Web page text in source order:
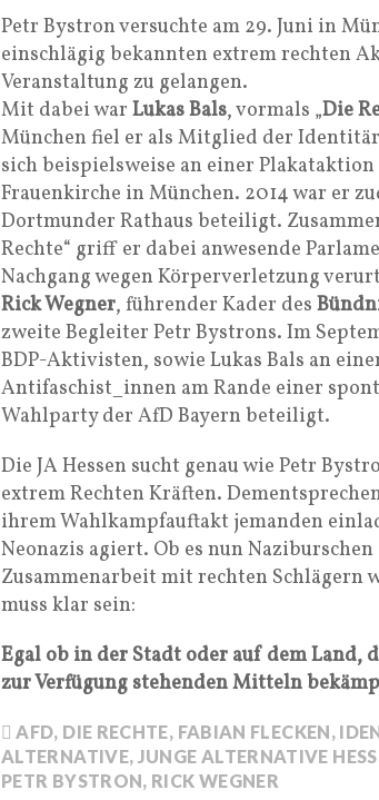
Petr Bystron versuchte am 29. Juni in
einschlägig bekannten extrem rechten
Veranstaltung zu gelangen.
Mit dabei war Lukas Bals, vormals „Die
München fiel er als Mitglied der
sich beispielsweise an einer
Frauenkirche in München. 2014 war er
Dortmunder Rathaus beteiligt.
Rechte“ griff er dabei anwesende
Nachgang wegen Körperverletzung
Rick Wegner, führender Kader des
zweite Begleiter Petr Bystrons. Im
BDP-Aktivisten, sowie Lukas Bals an
Antifaschist_innen am Rande einer
Wahlparty der AfD Bayern beteiligt.
Die JA Hessen sucht genau wie Petr
extrem Rechten Kräften.
ihrem Wahlkampfauftakt jemanden
Neonazis agiert. Ob es nun
Zusammenarbeit mit rechten Schlägern
muss klar sein:
Egal ob in der Stadt oder auf dem Land,
zur Verfügung stehenden Mitteln
AFD, DIE RECHTE, FABIAN FLECKEN,
ALTERNATIVE, JUNGE ALTERNATIVE
PETR BYSTRON, RICK WEGNER